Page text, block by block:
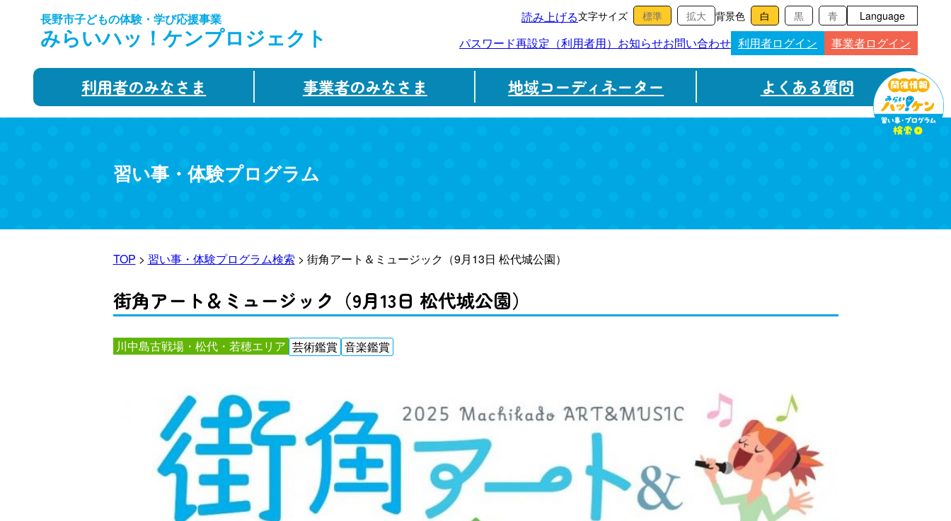
長野市子どもの体験・学び応援事業
みらいハッ！ケンプロジェクト
読み上げる文字サイズ 背景色 Language
パスワード再設定（利用者用） お知らせお問い合わせ 利用者ログイン 事業者ログイン
利用者のみなさま 事業者のみなさま 地域コーディネーター よくある質問
習い事・体験プログラム
TOP > 習い事・体験プログラム検索 > 街角アート＆ミュージック（9月13日 松代城公園）
街角アート＆ミュージック（9月13日 松代城公園）
川中島古戦場・松代・若穂エリア 芸術鑑賞 音楽鑑賞